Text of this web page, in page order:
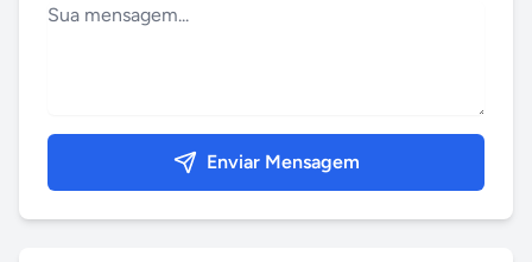
Enviar Mensagem